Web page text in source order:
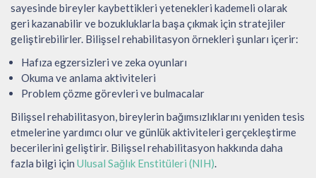
sayesinde bireyler kaybettikleri yetenekleri kademeli olarak
geri kazanabilir ve bozukluklarla başa çıkmak için stratejiler
geliştirebilirler. Bilişsel rehabilitasyon örnekleri şunları içerir:
Hafıza egzersizleri ve zeka oyunları
Okuma ve anlama aktiviteleri
Problem çözme görevleri ve bulmacalar
Bilişsel rehabilitasyon, bireylerin bağımsızlıklarını yeniden tesis
etmelerine yardımcı olur ve günlük aktiviteleri gerçekleştirme
becerilerini geliştirir. Bilişsel rehabilitasyon hakkında daha
fazla bilgi için Ulusal Sağlık Enstitüleri (NIH).